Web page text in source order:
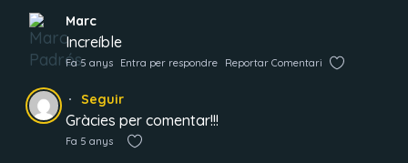
Marc
Increíble
Fa 5 anys Entra per respondre Reportar Comentari
Seguir
Gràcies per comentar!!!
Fa 5 anys